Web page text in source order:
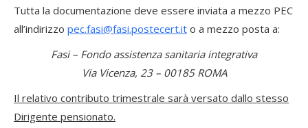
Tutta la documentazione deve essere inviata a mezzo PEC
all’indirizzo pec.fasi@fasi.postecert.it o a mezzo posta a:
Fasi – Fondo assistenza sanitaria integrativa
Via Vicenza, 23 – 00185 ROMA
Il relativo contributo trimestrale sarà versato dallo stesso
Dirigente pensionato.